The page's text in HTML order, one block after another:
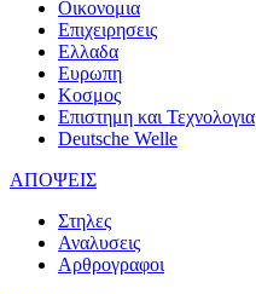
Οικονομια
Επιχειρησεις
Ελλαδα
Ευρωπη
Κοσμος
Επιστημη και Τεχνολογια
Deutsche Welle
ΑΠΟΨΕΙΣ
Στηλες
Αναλυσεις
Αρθρογραφοι